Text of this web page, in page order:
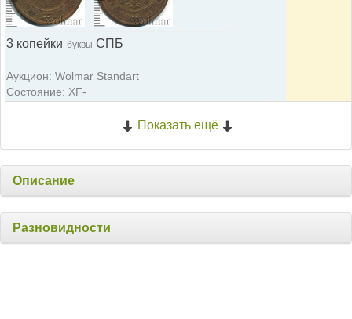
3 копейки буквы СПБ
Аукцион: Wolmar Standart
Состояние: XF-
Показать ещё
Описание
Разновидности